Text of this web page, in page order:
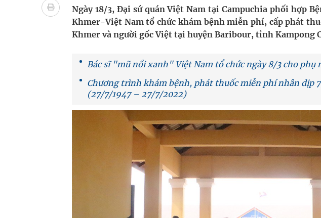
Cách âm nhạc trị liệu được “đo ni đóng giày”
Dự báo thời tiết ngày 08/8/2026: Bắc Bộ nắng nóng, nhiệt độ cao nhất 35 độ
Ngày 18/3, Đại sứ quán Việt Nam tại Campuchia phối hợp
Khmer-Việt Nam tổ chức khám bệnh miễn phí, cấp phát
Khmer và người gốc Việt tại huyện Baribour, tỉnh Kampong
Bác sĩ "mũ nồi xanh" Việt Nam tổ chức ngày 8/3 cho phụ
Chương trình khám bệnh, phát thuốc miễn phí nhân dịp
(27/7/1947 – 27/7/2022)